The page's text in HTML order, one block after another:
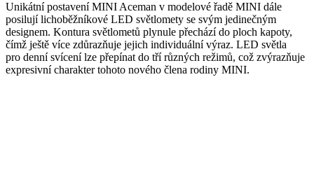
Unikátní postavení MINI Aceman v modelové řadě MINI dále
posilují lichoběžníkové LED světlomety se svým jedinečným
designem. Kontura světlometů plynule přechází do ploch kapoty,
čímž ještě více zdůrazňuje jejich individuální výraz. LED světla
pro denní svícení lze přepínat do tří různých režimů, což zvýrazňuje
expresivní charakter tohoto nového člena rodiny MINI.